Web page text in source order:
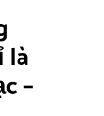
là
–